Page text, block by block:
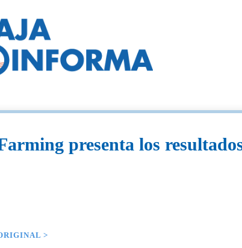
presenta los
>